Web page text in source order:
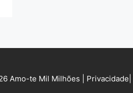
Amo-te Mil Milhões | Privacidade